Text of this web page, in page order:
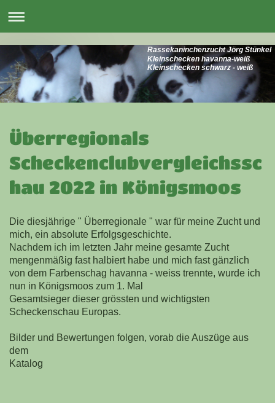
Rassekaninchenzucht Jörg Stünkel
Kleinschecken havanna-weiß
Kleinschecken schwarz - weiß
Überregionals
Scheckenclubvergleichssc
hau 2022 in Königsmoos
Die diesjährige " Überregionale " war für meine Zucht und
mich, ein absolute Erfolgsgeschichte.
Nachdem ich im letzten Jahr meine gesamte Zucht
mengenmäßig fast halbiert habe und mich fast gänzlich
von dem Farbenschag havanna - weiss trennte, wurde ich
nun in Königsmoos zum 1. Mal
Gesamtsieger dieser grössten und wichtigsten
Scheckenschau Europas.
Bilder und Bewertungen folgen, vorab die Auszüge aus
dem
Katalog